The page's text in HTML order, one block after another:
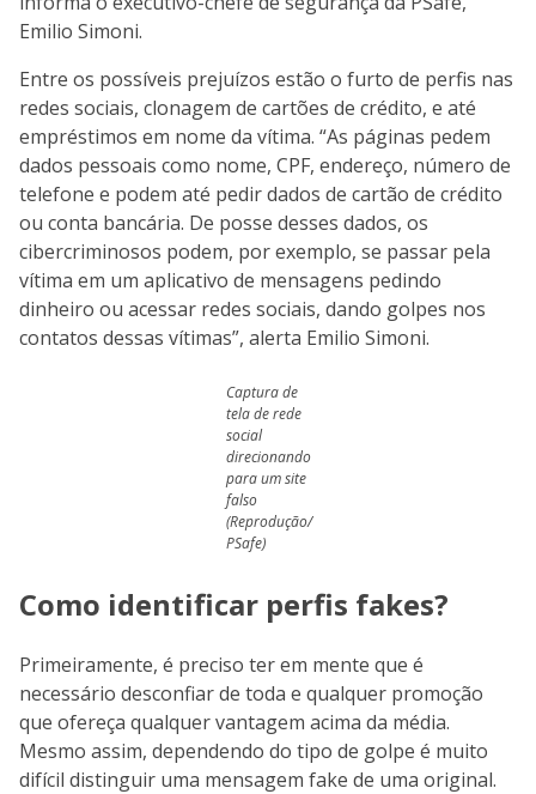
Emilio Simoni.
Entre os possíveis prejuízos estão o furto de perfis nas
redes sociais, clonagem de cartões de crédito, e até
empréstimos em nome da vítima. “As páginas pedem
dados pessoais como nome, CPF, endereço, número de
telefone e podem até pedir dados de cartão de crédito
ou conta bancária. De posse desses dados, os
cibercriminosos podem, por exemplo, se passar pela
vítima em um aplicativo de mensagens pedindo
dinheiro ou acessar redes sociais, dando golpes nos
contatos dessas vítimas”, alerta Emilio Simoni.
Captura de
tela de rede
social
direcionando
para um site
falso
(Reprodução/
PSafe)
Como identificar perfis fakes?
Primeiramente, é preciso ter em mente que é
necessário desconfiar de toda e qualquer promoção
que ofereça qualquer vantagem acima da média.
Mesmo assim, dependendo do tipo de golpe é muito
difícil distinguir uma mensagem fake de uma original.